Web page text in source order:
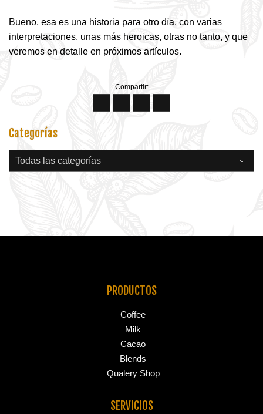
Bueno, esa es una historia para otro día, con varias
interpretaciones, unas más heroicas, otras no tanto, y que
veremos en detalle en próximos artículos.
Compartir:
Categorías
PRODUCTOS
Coffee
Milk
Cacao
Blends
Qualery Shop
SERVICIOS